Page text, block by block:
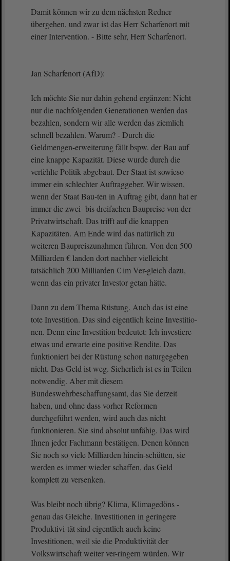
Damit können wir zu dem nächsten Redner
übergehen, und zwar ist das Herr Scharfenort mit
einer Intervention. - Bitte sehr, Herr Scharfenort.
Jan Scharfenort (AfD):
Ich möchte Sie nur dahin gehend ergänzen: Nicht
nur die nachfolgenden Generationen werden das
bezahlen, sondern wir alle werden das ziemlich
schnell bezahlen. Warum? - Durch die
Geldmengen-erweiterung fällt bspw. der Bau auf
eine knappe Kapazität. Diese wurde durch die
verfehlte Politik abgebaut. Der Staat ist sowieso
immer ein schlechter Auftraggeber. Wir wissen,
wenn der Staat Bau-ten in Auftrag gibt, dann hat er
immer die zwei- bis dreifachen Baupreise von der
Privatwirtschaft. Das trifft auf die knappen
Kapazitäten. Am Ende wird das natürlich zu
weiteren Baupreiszunahmen führen. Von den 500
Milliarden € landen dort nachher vielleicht
tatsächlich 200 Milliarden € im Ver-gleich dazu,
wenn das ein privater Investor getan hätte.
Dann zu dem Thema Rüstung. Auch das ist eine
tote Investition. Das sind eigentlich keine Investitio-
nen. Denn eine Investition bedeutet: Ich investiere
etwas und erwarte eine positive Rendite. Das
funktioniert bei der Rüstung schon naturgegeben
nicht. Das Geld ist weg. Sicherlich ist es in Teilen
notwendig. Aber mit diesem
Bundeswehrbeschaffungsamt, das Sie derzeit
haben, und ohne dass vorher Reformen
durchgeführt werden, wird auch das nicht
funktionieren. Sie sind absolut unfähig. Das wird
Ihnen jeder Fachmann bestätigen. Denen können
Sie noch so viele Milliarden hinein-schütten, sie
werden es immer wieder schaffen, das Geld
komplett zu versenken.
Was bleibt noch übrig? Klima, Klimagedöns -
genau das Gleiche. Investitionen in geringere
Produktivi-tät sind eigentlich auch keine
Investitionen, weil sie die Produktivität der
Volkswirtschaft weiter ver-ringern würden. Wir